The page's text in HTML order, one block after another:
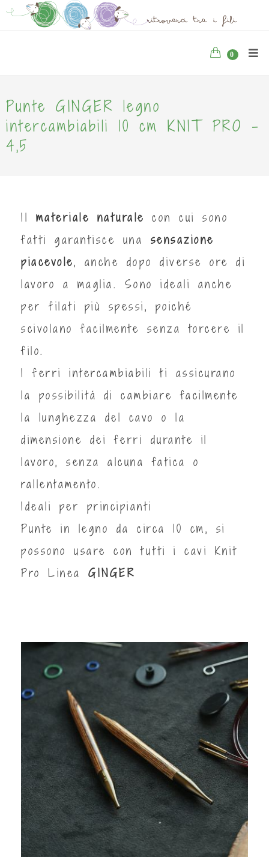
0
Punte GINGER legno
intercambiabili 10 cm KNIT PRO -
4,5
Il materiale naturale con cui sono
fatti garantisce una sensazione
piacevole, anche dopo diverse ore di
lavoro a maglia. Sono ideali anche
per filati più spessi, poiché
scivolano facilmente senza torcere il
filo.
I ferri intercambiabili ti assicurano
la possibilitá di cambiare facilmente
la lunghezza del cavo o la
dimensione dei ferri durante il
lavoro, senza alcuna fatica o
rallentamento.
Ideali per principianti
Punte in legno da circa 10 cm, si
possono usare con tutti i cavi Knit
Pro Linea GINGER